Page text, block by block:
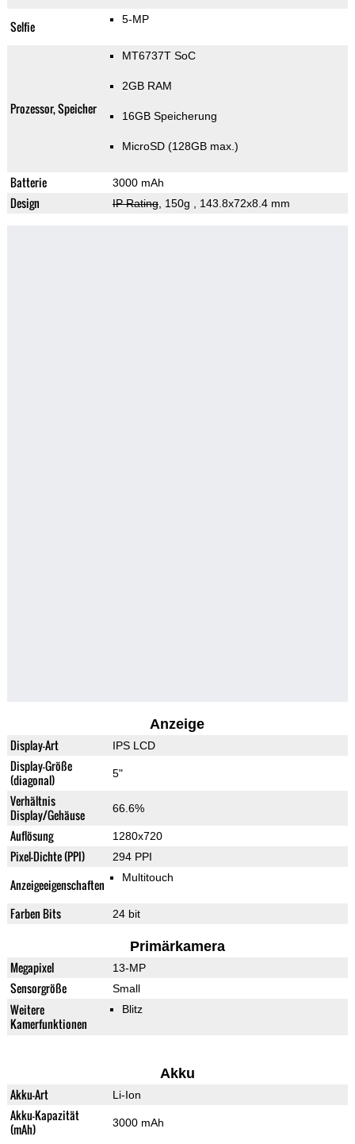
Selfie 5-MP
Prozessor, Speicher
MT6737T SoC
2GB RAM
16GB Speicherung
MicroSD (128GB max.)
Batterie 3000 mAh
Design IP Rating, 150g , 143.8x72x8.4 mm
Anzeige
Display-Art IPS LCD
Display-Größe
(diagonal)
5"
Verhältnis
Display/Gehäuse
66.6%
Auflösung 1280x720
Pixel-Dichte (PPI) 294 PPI
Anzeigeeigenschaften Multitouch
Farben Bits 24 bit
Primärkamera
Megapixel 13-MP
Sensorgröße Small
Weitere
Kamerfunktionen
Blitz
Akku
Akku-Art Li-Ion
Akku-Kapazität
(mAh)
3000 mAh